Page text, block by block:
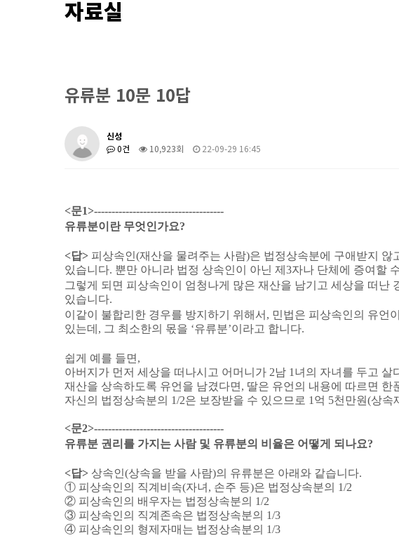
커뮤니티
자료실
유류분 10문 10답
신성
0건
10,923회 22-09-29 16:45
<문1>-------------------------------------
유류분이란 무엇인가요?
<답> 피상속인 (재산을 물려주는 사람)은 법정상속분에 구애받지 않
있습니다. 뿐만 아니라 법정 상속인이 아닌 제 3자나 단체에 증여할
그렇게 되면 피상속인이 엄청나게 많은 재산을 남기고 세상을 떠
있습니다.
이같이 불합리한 경우를 방지하기 위해서 , 민법은 피상속인의 유언
있는데 , 그 최소한의 몫을 ‘유류분’이라고 합니다.
쉽게 예를 들면 ,
아버지가 먼저 세상을 떠나시고 어머니가 2남 1 녀의 자녀를 두고 살
재산을 상속하도록 유언을 남겼다면 , 딸은 유언의 내용에 따르면 한
자신의 법정상속분의 1/2은 보장받을 수 있으므로 1 억 5천만원(상속
<문2>-------------------------------------
유류분 권리를 가지는 사람 및 유류분의 비율은 어떻게 되나요?
<답> 상속인 (상속을 받을 사람)의 유류분은 아래와 같습니다.
① 피상속인의 직계비속(자녀 , 손주 등)은 법정상속분의 1/2
② 피상속인의 배우자는 법정상속분의 1/2
③ 피상속인의 직계존속은 법정상속분의 1/3
④ 피상속인의 형제자매는 법정상속분의 1/3